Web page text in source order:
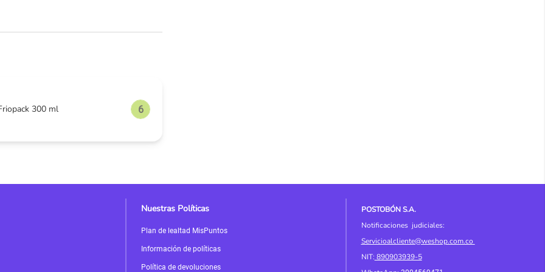
300 ml
Nuestras Políticas
Plan de lealtad MisPuntos
Información de políticas
Política de devoluciones
POSTOBÓN S.A.
Notificaciones judiciales:
Servicioalcliente@weshop.com.co
NIT: 890903939-5